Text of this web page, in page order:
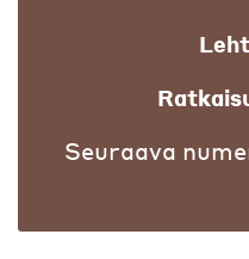
Seuraava